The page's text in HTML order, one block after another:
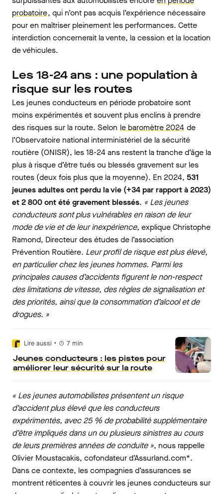
probatoire, qui n’ont pas acquis l’expérience nécessaire
pour en maîtriser pleinement les performances. Cette
interdiction concernerait la vente, la cession et la location
de véhicules.
Les 18-24 ans : une population à
risque sur les routes
Les jeunes conducteurs en période probatoire sont
moins expérimentés et souvent plus enclins à prendre
des risques sur la route. Selon le baromètre 2024 de
l’Observatoire national interministériel de la sécurité
routière (ONISR), les 18-24 ans restent la tranche d’âge la
plus à risque d’être tués ou blessés gravement sur les
routes (deux fois plus que la moyenne). En 2024, 531
jeunes adultes ont perdu la vie (+34 par rapport à 2023)
et 2 800 ont été gravement blessés. « Les jeunes
conducteurs sont plus vulnérables en raison de leur
mode de vie et de leur inexpérience, explique Christophe
Ramond, Directeur des études de l’association
Prévention Routière. Leur profil de risque est plus élevé,
en particulier chez les jeunes hommes. Parmi les
principales causes d’accidents figurent le non-respect
des limitations de vitesse, des règles de signalisation et
des priorités, ainsi que la consommation d’alcool et de
drogues. »
Lire aussi • 7 min
Jeunes conducteurs : les pistes pour
améliorer leur sécurité sur la route
« Les jeunes automobilistes présentent un risque
d’accident plus élevé que les conducteurs
expérimentés, avec 25 % de probabilité supplémentaire
d’être impliqués dans un ou plusieurs sinistres au cours
de leurs premières années de conduite », nous rappelle
Olivier Moustacakis, cofondateur d’Assurland.com*.
Dans ce contexte, les compagnies d’assurances se
montrent réticentes à couvrir les jeunes conducteurs sur